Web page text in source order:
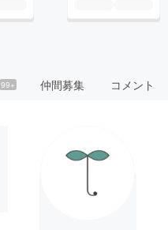
99+ 仲間募集 コメント